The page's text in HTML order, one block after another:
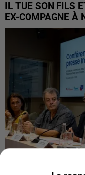
IL TUE SON FILS
EX-COMPAGNE À